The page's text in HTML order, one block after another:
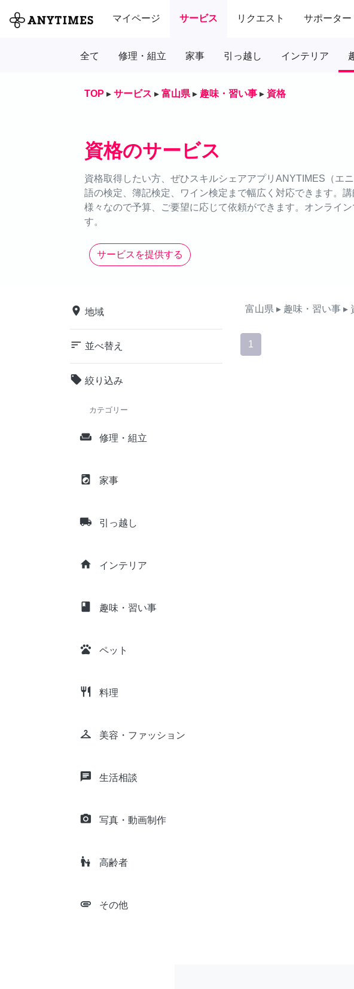
マイページ サービス リクエスト サポーター
全て 修理・組立 家事 引っ越し インテリア
TOP ▸ サービス ▸ 富山県 ▸ 趣味・習い事 ▸ 資格
資格のサービス
資格取得したい方、ぜひスキルシェアアプリANYTIMES（エ
語の検定、簿記検定、ワイン検定まで幅広く対応できます。
様々なので予算、ご要望に応じて依頼ができます。オンライ
す。
サービスを提供する
place 地域
sort 並べ替え
local_offer 絞り込み
カテゴリー
weekend 修理・組立
local_laundry_service 家事
local_shipping 引っ越し
home インテリア
class 趣味・習い事
pets ペット
restaurant 料理
checkroom 美容・ファッション
chat 生活相談
camera_alt 写真・動画制作
escalator_warning 高齢者
attachment その他
富山県 ▸ 趣味・習い事 ▸
1